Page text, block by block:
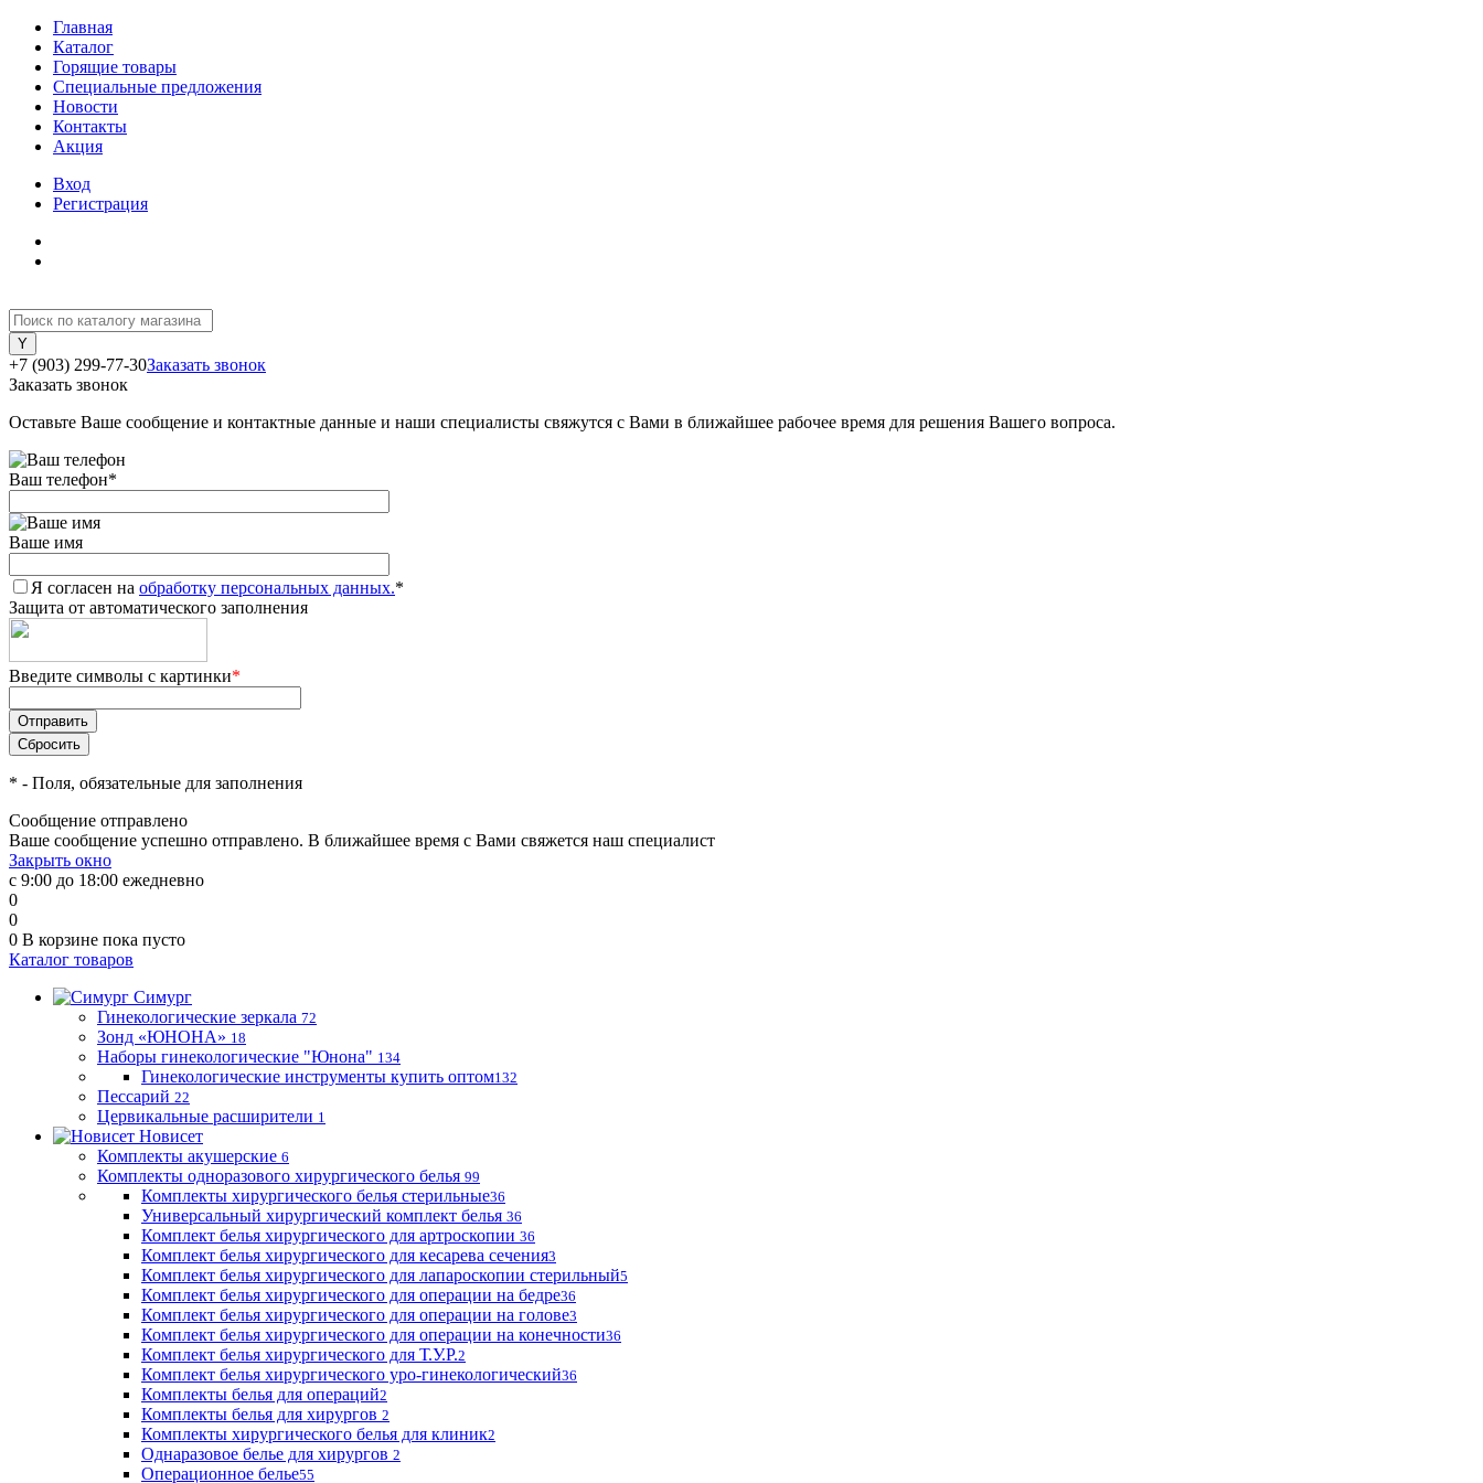
Главная
Каталог
Горящие товары
Специальные предложения
Новости
Контакты
Акция
Вход
Регистрация
+7 (903) 299-77-30Заказать звонок
Заказать звонок
Оставьте Ваше сообщение и контактные данные и наши специалисты свяжутся с Вами в ближайшее рабочее время для решения Вашего вопроса.
Ваш телефон*
Ваше имя
Я согласен на обработку персональных данных.*
Защита от автоматического заполнения
Введите символы с картинки*
* - Поля, обязательные для заполнения
Сообщение отправлено
Ваше сообщение успешно отправлено. В ближайшее время с Вами свяжется наш специалист
Закрыть окно
с 9:00 до 18:00 ежедневно
0
0
0 В корзине пока пусто
Каталог товаров
Симург
Гинекологические зеркала 72
Зонд «ЮНОНА» 18
Наборы гинекологические "Юнона" 134
Гинекологические инструменты купить оптом132
Пессарий 22
Цервикальные расширители 1
Новисет
Комплекты акушерские 6
Комплекты одноразового хирургического белья 99
Комплекты хирургического белья стерильные36
Универсальный хирургический комплект белья 36
Комплект белья хирургического для артроскопии 36
Комплект белья хирургического для кесарева сечения3
Комплект белья хирургического для лапароскопии стерильный5
Комплект белья хирургического для операции на бедре36
Комплект белья хирургического для операции на голове3
Комплект белья хирургического для операции на конечности36
Комплект белья хирургического для Т.У.Р.2
Комплект белья хирургического уро-гинекологический36
Комплекты белья для операций2
Комплекты белья для хирургов 2
Комплекты хирургического белья для клиник2
Однаразовое белье для хирургов 2
Операционное белье55